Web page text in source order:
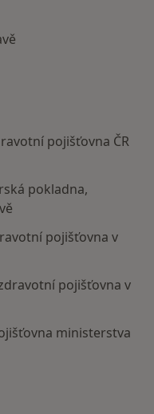
pojišťovna ČR
pokladna,
pojišťovna v
pojišťovna v
ministerstva